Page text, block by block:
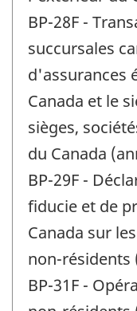
BP-28F -
succursales
d'assurances
Canada et le
sièges,
du Canada
BP-29F -
fiducie et de
Canada sur
non-résidents
BP-31F -